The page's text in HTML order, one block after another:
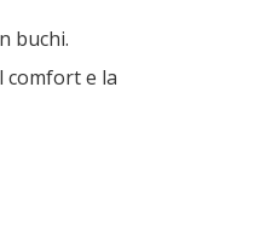
buchi.
comfort e la